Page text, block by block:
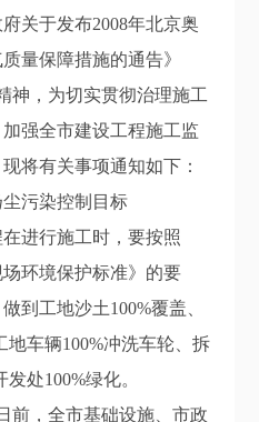
于发布2008年北京奥
量保障措施的通告》
神，为切实贯彻治理施工
强全市建设工程施工监
将有关事项通知如下：
污染控制目标
进行施工时，要按照
场环境保护标准》的要
到工地沙土100%覆盖、
地车辆100%冲洗车轮、拆
处100%绿化。
，全市基础设施、市政